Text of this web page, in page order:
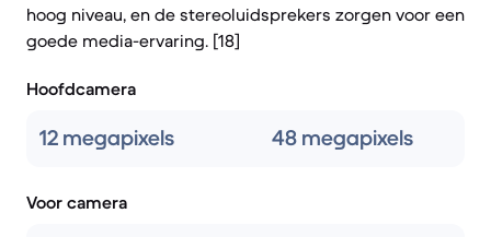
hoog niveau, en de stereoluidsprekers zorgen voor een
goede media-ervaring. [18]
Hoofdcamera
12 megapixels 48 megapixels
Voor camera